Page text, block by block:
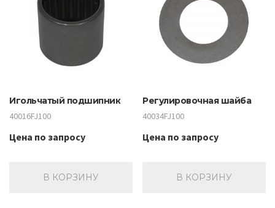
Игольчатый подшипник
40016FJ100
Цена по запросу
В КОРЗИНУ
Регулировочная шайба
40034FJ100
Цена по запросу
В КОРЗИНУ